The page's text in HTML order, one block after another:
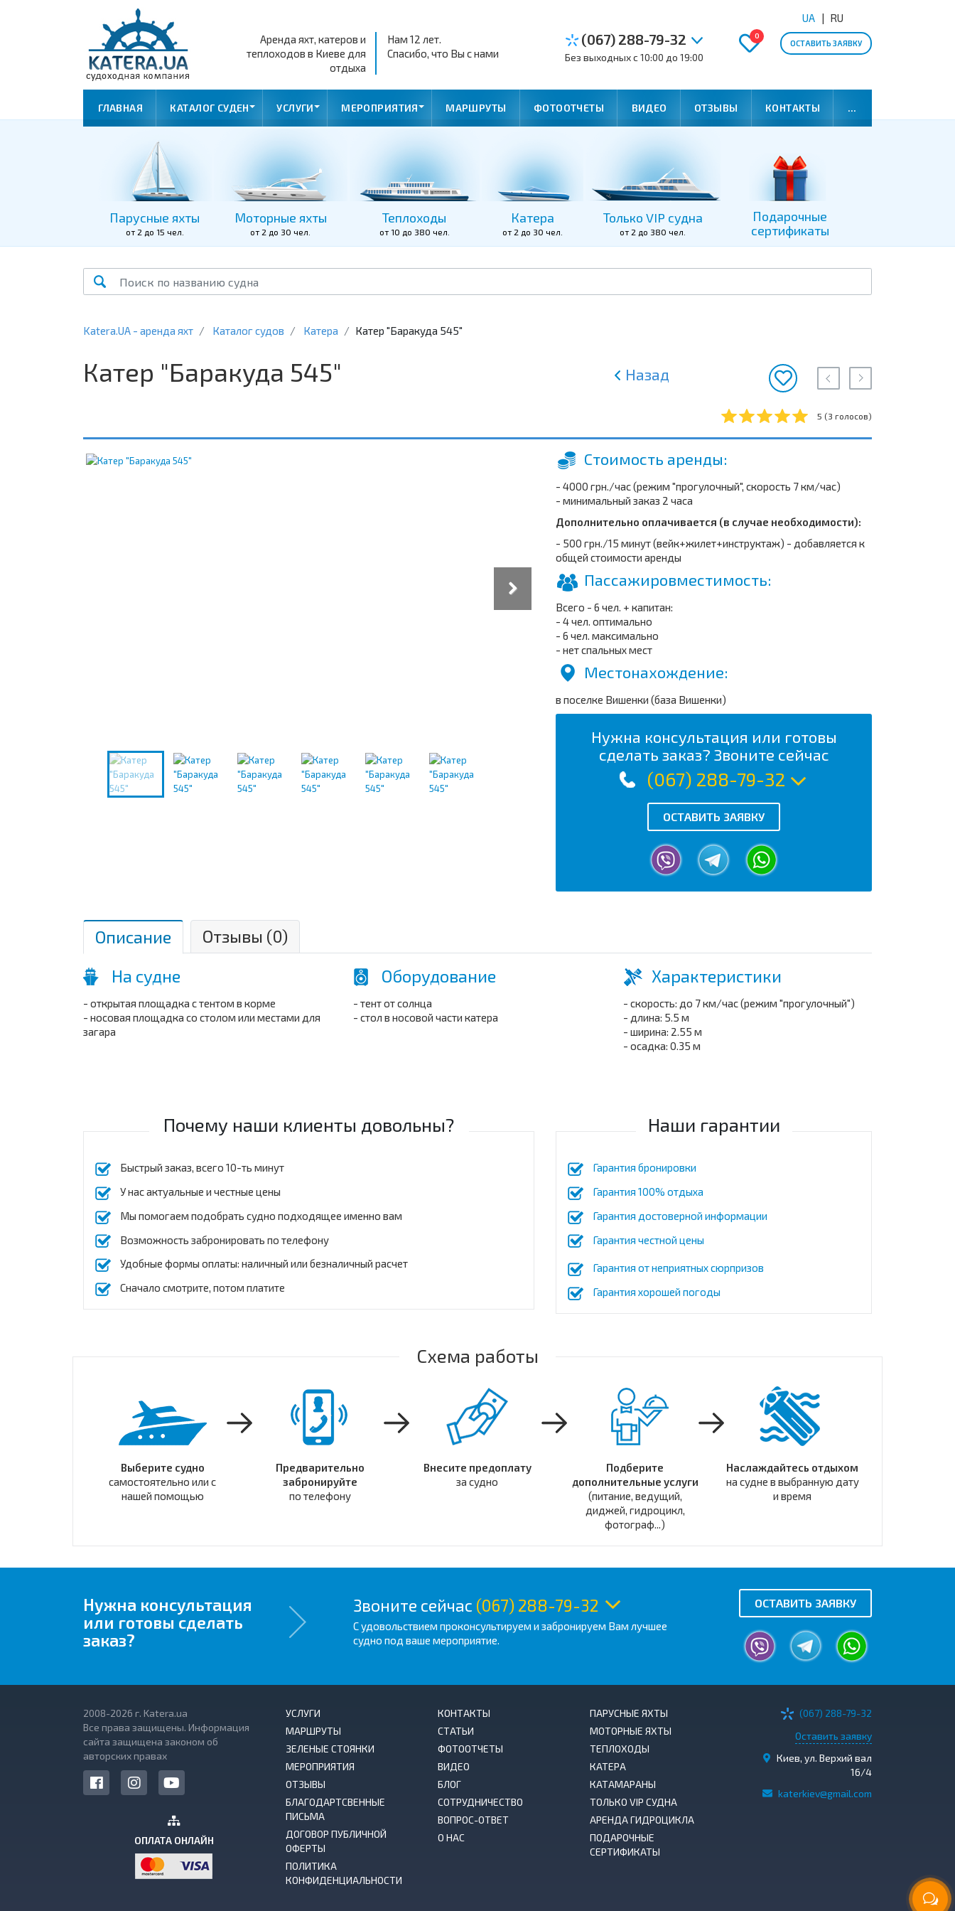
Аренда яхт, катеров и
теплоходов в Киеве для
отдыха
Нам 12 лет.
Спасибо, что Вы с нами
(067) 288-79-32
Без выходных с 10:00 до 19:00
0
UA RU
ОСТАВИТЬ ЗАЯВКУ
ГЛАВНАЯ КАТАЛОГ СУДЕН УСЛУГИ МЕРОПРИЯТИЯ МАРШРУТЫ ФОТООТЧЕТЫ ВИДЕО ОТЗЫВЫ КОНТАКТЫ ...
Парусные яхты
от 2 до 15 чел.
Моторные яхты
от 2 до 30 чел.
Теплоходы
от 10 до 380 чел.
Катера
от 2 до 30 чел.
Только VIP судна
от 2 до 380 чел.
Подарочные
сертификаты
Katera.UA - аренда яхт Каталог судов Катера Катер "Баракуда 545"
Катер "Баракуда 545" Назад
5 (3 голосов)
Стоимость аренды:
- 4000 грн./час(режим "прогулочный", скорость 7 км/час)
- минимальный заказ 2 часа
Дополнительно оплачивается (в случае необходимости):
- 500 грн./15 минут (вейк+жилет+инструктаж) - добавляется к
общей стоимости аренды
Пассажировместимость:
Всего - 6 чел. + капитан:
- 4 чел. оптимально
- 6 чел. максимально
- нет спальных мест
Местонахождение:
в поселке Вишенки (база Вишенки)
Нужна консультация или готовы
сделать заказ? Звоните сейчас
(067) 288-79-32
ОСТАВИТЬ ЗАЯВКУ
Описание Отзывы (0)
На судне
- открытая площадка с тентом в корме
- носовая площадка со столом или местами для
загара
Оборудование
- тент от солнца
- стол в носовой части катера
Характеристики
- скорость: до 7 км/час (режим "прогулочный")
- длина: 5.5 м
- ширина: 2.55 м
- осадка: 0.35 м
Почему наши клиенты довольны?
Быстрый заказ, всего 10-ть минут
У нас актуальные и честные цены
Мы помогаем подобрать судно подходящее именно вам
Возможность забронировать по телефону
Удобные формы оплаты: наличный или безналичный расчет
Сначало смотрите, потом платите
Наши гарантии
Гарантия бронировки
Гарантия 100% отдыха
Гарантия достоверной информации
Гарантия честной цены
Гарантия от неприятных сюрпризов
Гарантия хорошей погоды
Схема работы
Выберите судно
самостоятельно или с
нашей помощью
Предварительно
забронируйте
по телефону
Внесите предоплату
за судно
Подберите
дополнительные услуги
(питание, ведущий,
диджей, гидроцикл,
фотограф...)
Наслаждайтесь отдыхом
на судне в выбранную дату
и время
Нужна консультация
или готовы сделать
заказ?
Звоните сейчас (067) 288-79-32
С удовольствием проконсультируем и забронируем Вам лучшее
судно под ваше мероприятие.
ОСТАВИТЬ ЗАЯВКУ
2008-2026 г. Katera.ua
Все права защищены. Информация
сайта защищена законом об
авторских правах
ОПЛАТА ОНЛАЙН
УСЛУГИ
МАРШРУТЫ
ЗЕЛЕНЫЕ СТОЯНКИ
МЕРОПРИЯТИЯ
ОТЗЫВЫ
БЛАГОДАРТСВЕННЫЕ
ПИСЬМА
ДОГОВОР ПУБЛИЧНОЙ
ОФЕРТЫ
ПОЛИТИКА
КОНФИДЕНЦИАЛЬНОСТИ
КОНТАКТЫ
СТАТЬИ
ФОТООТЧЕТЫ
ВИДЕО
БЛОГ
СОТРУДНИЧЕСТВО
ВОПРОС-ОТВЕТ
О НАС
ПАРУСНЫЕ ЯХТЫ
МОТОРНЫЕ ЯХТЫ
ТЕПЛОХОДЫ
КАТЕРА
КАТАМАРАНЫ
ТОЛЬКО VIP СУДНА
АРЕНДА ГИДРОЦИКЛА
ПОДАРОЧНЫЕ
СЕРТИФИКАТЫ
(067) 288-79-32
Оставить заявку
Киев, ул. Верхий вал
16/4
katerkiev@gmail.com